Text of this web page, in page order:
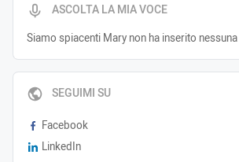
ASCOLTA LA MIA VOCE
Siamo spiacenti Mary non ha inserito
SEGUIMI SU
Facebook
LinkedIn